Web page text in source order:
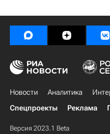
Новости Аналитика
Спецпроекты
Реклама
Версия 2023.1 Beta